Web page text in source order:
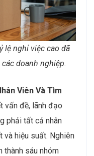
lệ nghỉ việc cao đã
doanh nghiệp.
Viên Và Tìm
vấn đề, lãnh đạo
phải tất cả nhân
và hiệu suất. Nghiên
thành sáu nhóm